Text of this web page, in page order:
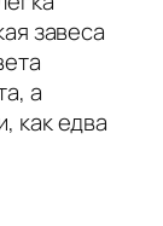
завеса
а
как едва